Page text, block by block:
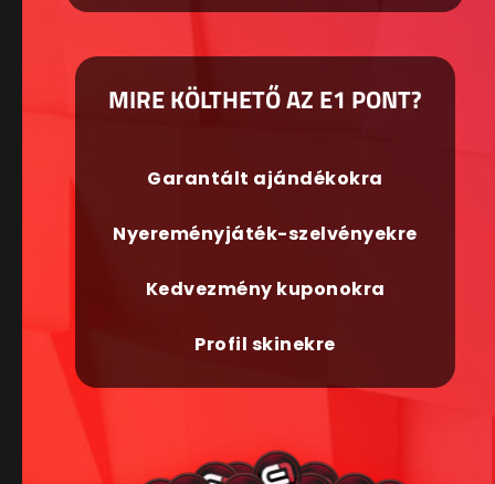
MIRE KÖLTHETŐ AZ E1 PONT?
Garantált ajándékokra
Nyereményjáték-szelvényekre
Kedvezmény kuponokra
Profil skinekre